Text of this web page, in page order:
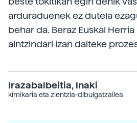
arduraduenek ez dutela
behar da. Beraz Euskal
aintzindari izan daiteke
Irazabalbeitia, Inaki
kimikaria eta zientzia-dibulgatzailea